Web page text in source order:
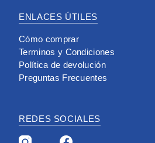
ENLACES ÚTILES
Cómo comprar
Terminos y Condiciones
Política de devolución
Preguntas Frecuentes
REDES SOCIALES